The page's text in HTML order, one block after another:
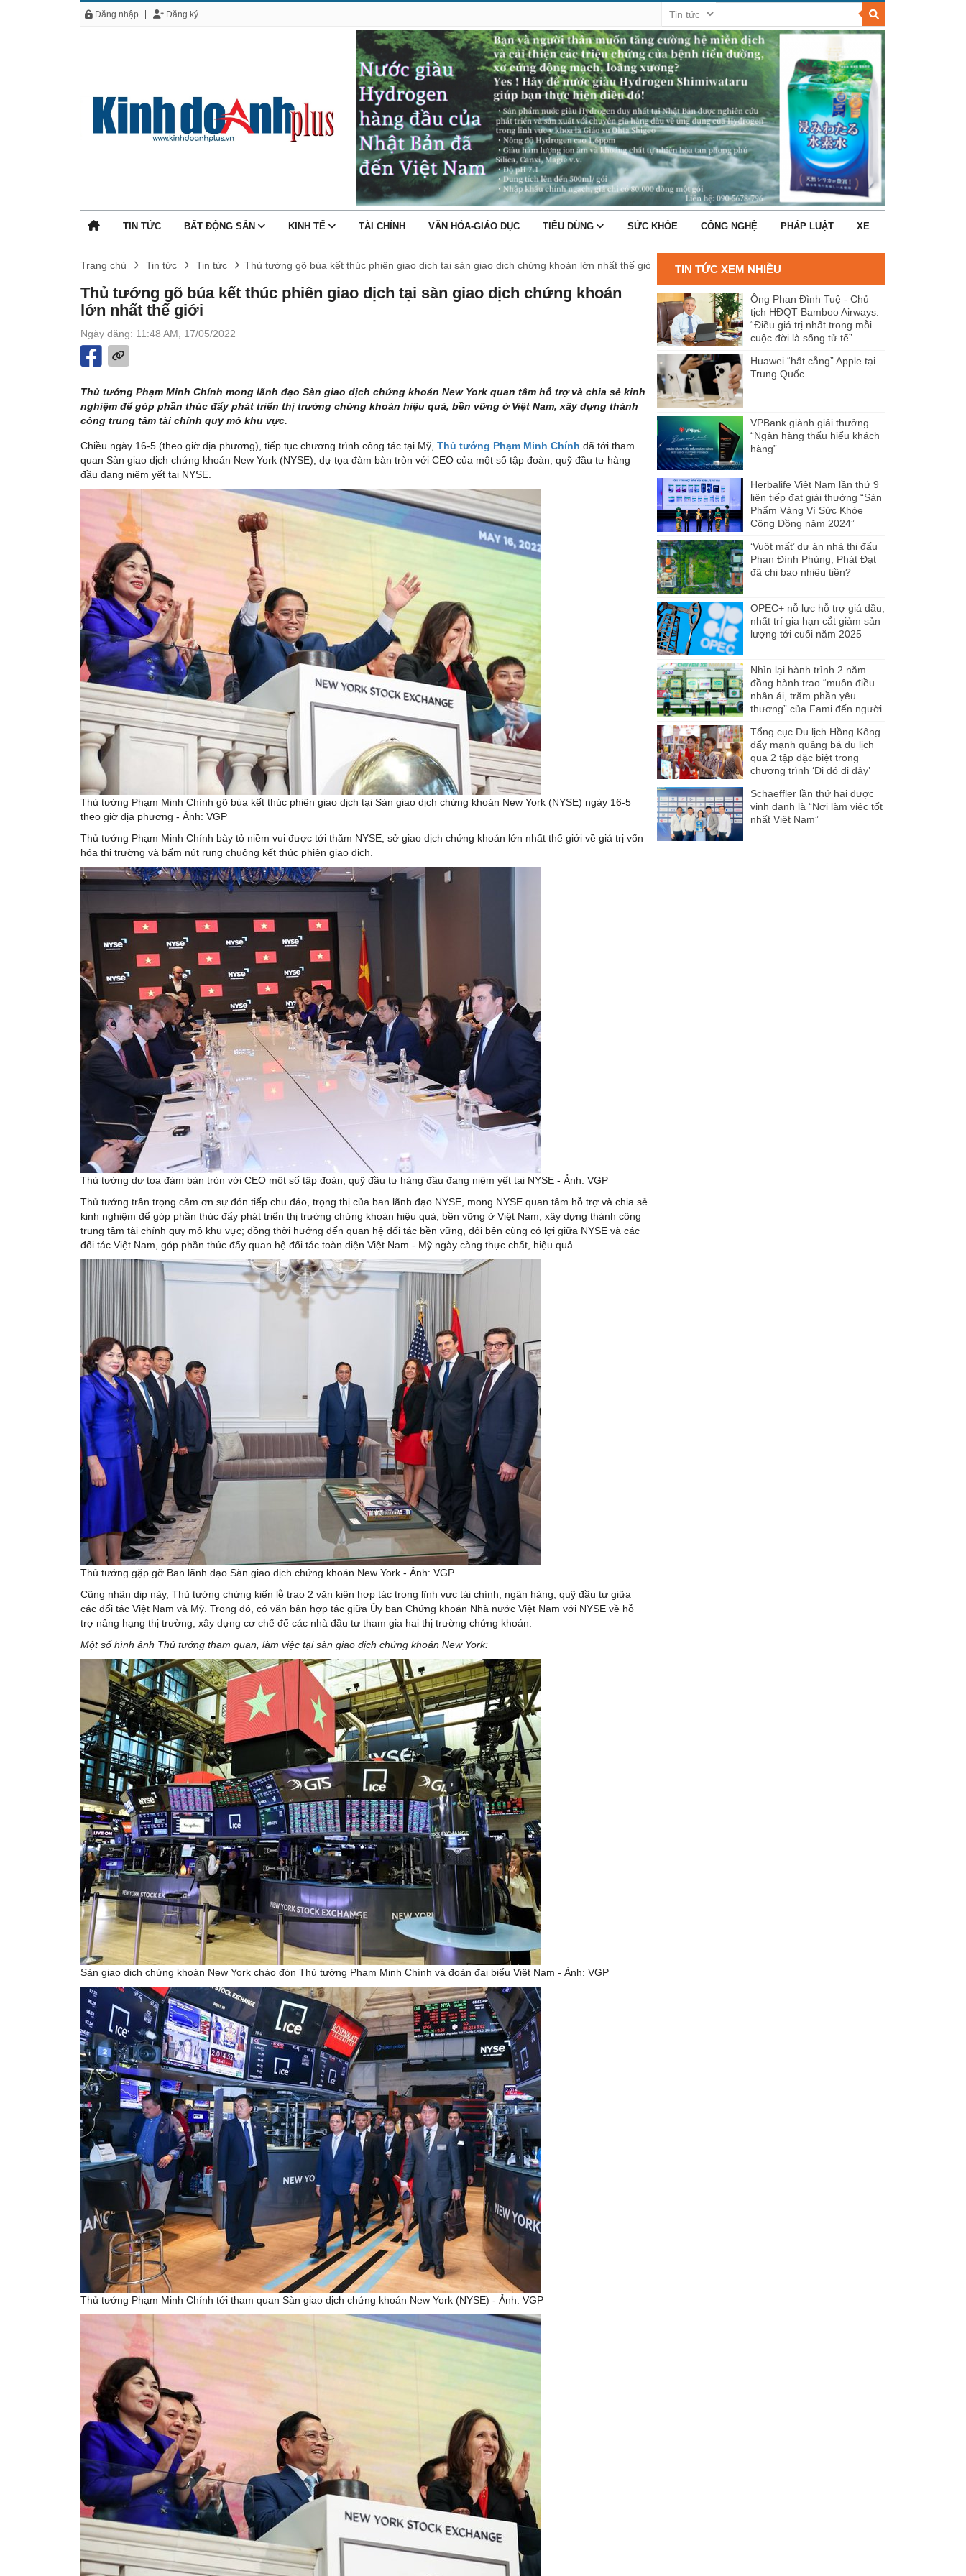
Đăng nhập Đăng ký
TIN TỨC BẤT ĐỘNG SẢN KINH TẾ TÀI CHÍNH VĂN HÓA-GIÁO DỤC TIÊU DÙNG SỨC KHỎE CÔNG NGHỆ PHÁP LUẬT XE
Trang chủ Tin tức Tin tức Thủ tướng gõ búa kết thúc phiên giao dịch tại sàn giao dịch chứng khoán lớn nhất thế giới
Thủ tướng gõ búa kết thúc phiên giao dịch tại sàn giao dịch chứng khoán
lớn nhất thế giới
Ngày đăng: 11:48 AM, 17/05/2022
Thủ tướng Phạm Minh Chính mong lãnh đạo Sàn giao dịch chứng khoán New York quan tâm hỗ trợ và chia sẻ kinh
nghiệm để góp phần thúc đẩy phát triển thị trường chứng khoán hiệu quả, bền vững ở Việt Nam, xây dựng thành
công trung tâm tài chính quy mô khu vực.
Chiều ngày 16-5 (theo giờ địa phương), tiếp tục chương trình công tác tại Mỹ, Thủ tướng Phạm Minh Chính đã tới tham
quan Sàn giao dịch chứng khoán New York (NYSE), dự tọa đàm bàn tròn với CEO của một số tập đoàn, quỹ đầu tư hàng
đầu đang niêm yết tại NYSE.
Thủ tướng Phạm Minh Chính gõ búa kết thúc phiên giao dịch tại Sàn giao dịch chứng khoán New York (NYSE) ngày 16-5
theo giờ địa phương - Ảnh: VGP
Thủ tướng Phạm Minh Chính bày tỏ niềm vui được tới thăm NYSE, sở giao dịch chứng khoán lớn nhất thế giới về giá trị vốn
hóa thị trường và bấm nút rung chuông kết thúc phiên giao dịch.
Thủ tướng dự tọa đàm bàn tròn với CEO một số tập đoàn, quỹ đầu tư hàng đầu đang niêm yết tại NYSE - Ảnh: VGP
Thủ tướng trân trọng cảm ơn sự đón tiếp chu đáo, trọng thị của ban lãnh đạo NYSE, mong NYSE quan tâm hỗ trợ và chia sẻ
kinh nghiệm để góp phần thúc đẩy phát triển thị trường chứng khoán hiệu quả, bền vững ở Việt Nam, xây dựng thành công
trung tâm tài chính quy mô khu vực; đồng thời hướng đến quan hệ đối tác bền vững, đôi bên cùng có lợi giữa NYSE và các
đối tác Việt Nam, góp phần thúc đẩy quan hệ đối tác toàn diện Việt Nam - Mỹ ngày càng thực chất, hiệu quả.
Thủ tướng gặp gỡ Ban lãnh đạo Sàn giao dịch chứng khoán New York - Ảnh: VGP
Cũng nhân dịp này, Thủ tướng chứng kiến lễ trao 2 văn kiện hợp tác trong lĩnh vực tài chính, ngân hàng, quỹ đầu tư giữa
các đối tác Việt Nam và Mỹ. Trong đó, có văn bản hợp tác giữa Ủy ban Chứng khoán Nhà nước Việt Nam với NYSE về hỗ
trợ nâng hạng thị trường, xây dựng cơ chế để các nhà đầu tư tham gia hai thị trường chứng khoán.
Một số hình ảnh Thủ tướng tham quan, làm việc tại sàn giao dịch chứng khoán New York:
Sàn giao dịch chứng khoán New York chào đón Thủ tướng Phạm Minh Chính và đoàn đại biểu Việt Nam - Ảnh: VGP
Thủ tướng Phạm Minh Chính tới tham quan Sàn giao dịch chứng khoán New York (NYSE) - Ảnh: VGP
TIN TỨC XEM NHIỀU
Ông Phan Đình Tuệ - Chủ
tịch HĐQT Bamboo Airways:
“Điều giá trị nhất trong mỗi
cuộc đời là sống tử tế”
Huawei “hất cẳng” Apple tại
Trung Quốc
VPBank giành giải thưởng
“Ngân hàng thấu hiểu khách
hàng”
Herbalife Việt Nam lần thứ 9
liên tiếp đạt giải thưởng “Sản
Phẩm Vàng Vì Sức Khỏe
Cộng Đồng năm 2024”
‘Vuột mất’ dự án nhà thi đấu
Phan Đình Phùng, Phát Đạt
đã chi bao nhiêu tiền?
OPEC+ nỗ lực hỗ trợ giá dầu,
nhất trí gia hạn cắt giảm sản
lượng tới cuối năm 2025
Nhìn lại hành trình 2 năm
đồng hành trao “muôn điều
nhân ái, trăm phần yêu
thương” của Fami đến người
Tổng cục Du lịch Hồng Kông
đẩy mạnh quảng bá du lịch
qua 2 tập đặc biệt trong
chương trình ‘Đi đó đi đây’
Schaeffler lần thứ hai được
vinh danh là “Nơi làm việc tốt
nhất Việt Nam”